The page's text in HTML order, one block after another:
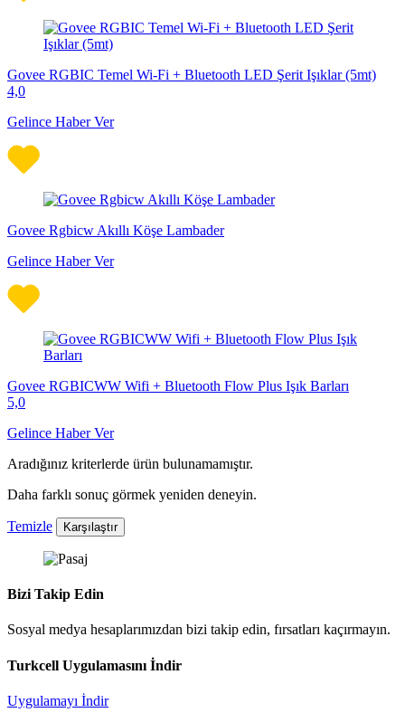
Govee RGBIC Temel Wi-Fi + Bluetooth LED Şerit Işıklar (5mt)
4,0
Gelince Haber Ver
Govee Rgbicw Akıllı Köşe Lambader
Gelince Haber Ver
Govee RGBICWW Wifi + Bluetooth Flow Plus Işık Barları
5,0
Gelince Haber Ver
Aradığınız kriterlerde ürün bulunamamıştır.
Daha farklı sonuç görmek yeniden deneyin.
Temizle Karşılaştır
Bizi Takip Edin
Sosyal medya hesaplarımızdan bizi takip edin, fırsatları kaçırmayın.
Turkcell Uygulamasını İndir
Uygulamayı İndir